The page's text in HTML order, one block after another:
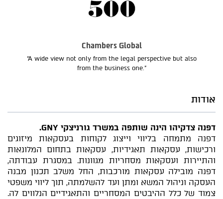
Chambers Global
“A wide view not only from the legal perspective but also
from the business one.”
אודות
דפנה צדקיהו הינה שותפה במשרד גורניצקי GNY.
דפנה מתמחה בליווי וייצוג לקוחות בעסקאות מיזוגים
ורכישות, עסקאות תאגידיות, עסקאות בתחום המלונאות
והתיירות ועסקאות מסחריות מגוונות. במסגרת עבודתה,
דפנה מובילה עסקאות מורכבות, החל משלב תכנון מבנה
העסקה וניהול המשא ומתן ועד להשלמתה, תוך ליווי משפטי
צמוד של כלל ההיבטים המסחריים והתאגידיים הנלווים לה.